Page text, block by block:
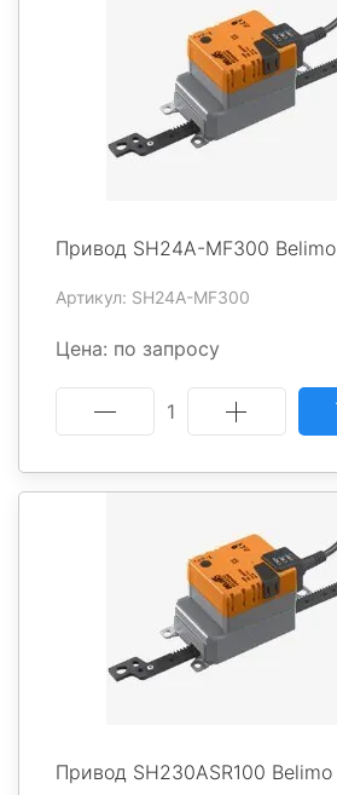
Привод SH24A-MF300 Belimo
Артикул: SH24A-MF300
Цена: по запросу
1
Привод SH230ASR100 Belimo